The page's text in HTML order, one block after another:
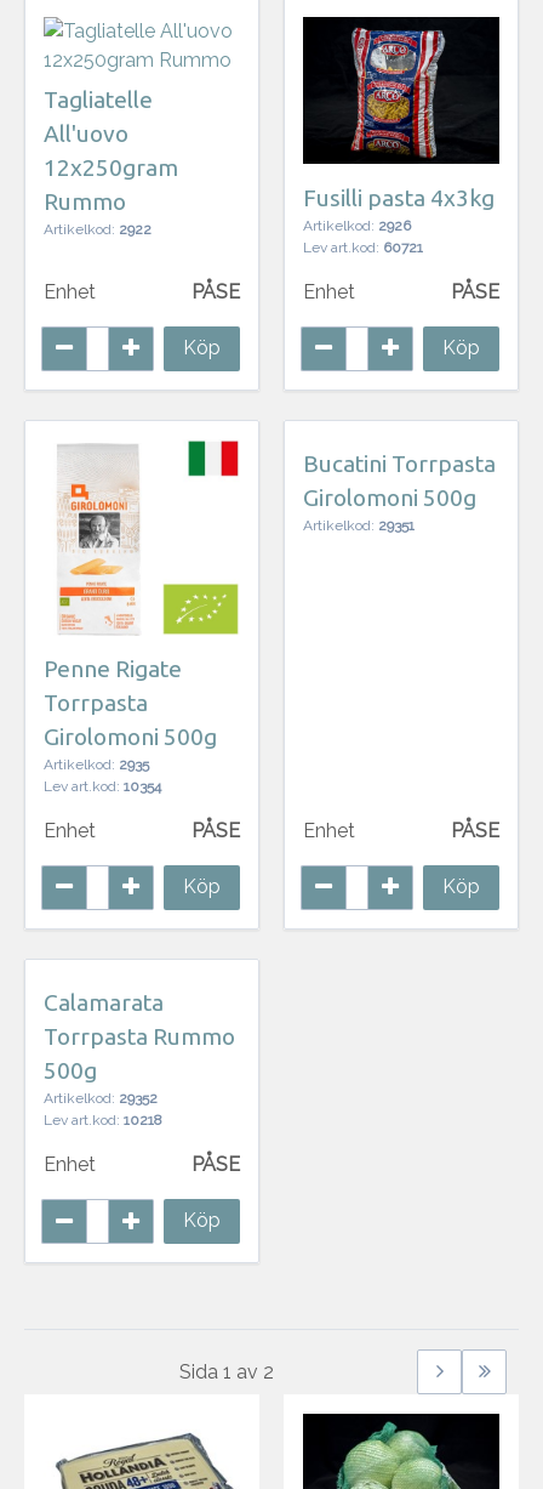
Tagliatelle
All'uovo
12x250gram
Rummo
Artikelkod: 2922
Enhet PÅSE
Köp
Fusilli pasta 4x3kg
Artikelkod: 2926
Lev art.kod: 60721
Enhet PÅSE
Köp
Penne Rigate
Torrpasta
Girolomoni 500g
Artikelkod: 2935
Lev art.kod: 10354
Enhet PÅSE
Köp
Bucatini Torrpasta
Girolomoni 500g
Artikelkod: 29351
Enhet PÅSE
Köp
Calamarata
Torrpasta Rummo
500g
Artikelkod: 29352
Lev art.kod: 10218
Enhet PÅSE
Köp
Sida 1 av 2